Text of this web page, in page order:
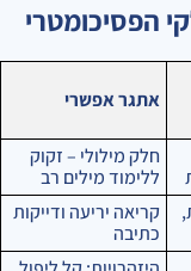
הפסיכומטרי
אתגר אפשרי
חלק מילולי – זקוק
ללימוד מילים רב
קריאה יריעה ודייקות
כתיבה